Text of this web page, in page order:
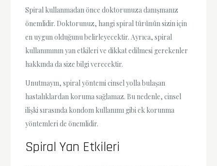
Spiral kullanmadan önce doktorunuza danışmanız
önemlidir. Doktorunuz, hangi spiral türünün sizin için
en uygun olduğunu belirleyecektir. Ayrıca, spiral
kullanımının yan etkileri ve dikkat edilmesi gerekenler
hakkında da size bilgi verecektir.
Unutmayın, spiral yöntemi cinsel yolla bulaşan
hastalıklardan koruma sağlamaz. Bu nedenle, cinsel
ilişki sırasında kondom kullanımı gibi ek korunma
yöntemleri de önemlidir.
Spiral Yan Etkileri